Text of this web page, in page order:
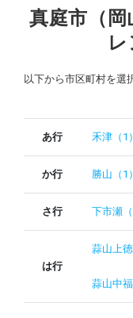
真庭市（岡
以下から市区町村を選
あ行 禾津（1）
か行 勝山（1）
さ行 下市瀬（
は行
蒜山上徳
蒜山中福
特
ア